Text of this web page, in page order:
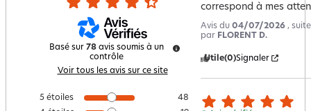
Basé sur 78 avis soumis à un
contrôle
Voir tous les avis sur ce site
5 étoiles
48
correspond à mes
Avis du 04/07/2026 ,
par FLORENT D.
Utile(0)Signaler